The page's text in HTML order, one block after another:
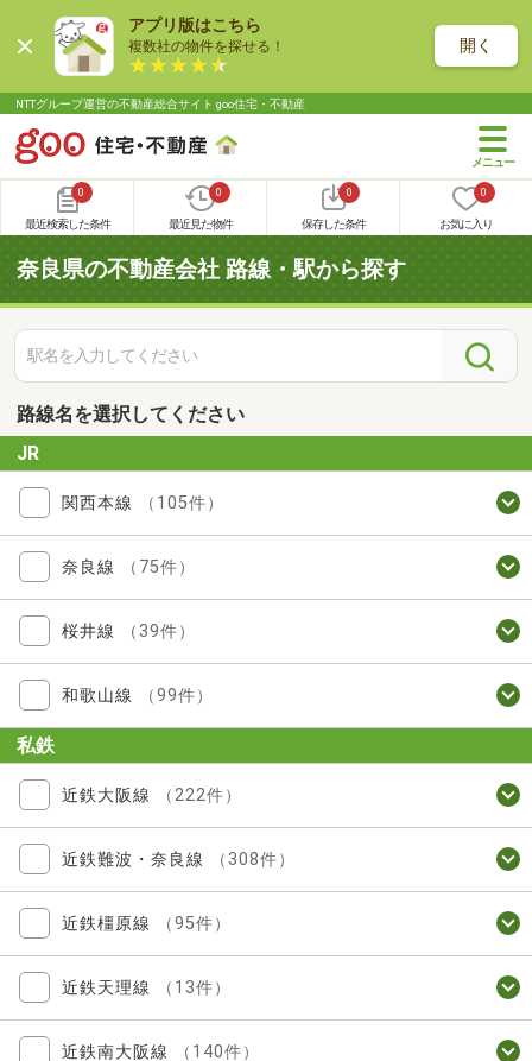
アプリ版はこちら
複数社の物件を探せる！ 開く
NTTグループ運営の不動産総合サイト goo住宅・不動産
0
最近検索した条件
0
最近見た物件
0
保存した条件
0
お気に入り
奈良県の不動産会社 路線・駅から探す
路線名を選択してください
JR
関西本線 （105件）
奈良線 （75件）
桜井線 （39件）
和歌山線 （99件）
私鉄
近鉄大阪線 （222件）
近鉄難波・奈良線 （308件）
近鉄橿原線 （95件）
近鉄天理線 （13件）
近鉄南大阪線 （140件）